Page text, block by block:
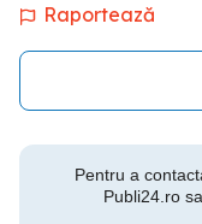
Raportează
Pentru a
Publi24.ro